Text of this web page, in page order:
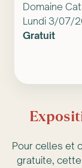
Domaine
Lundi 3/07/
Gratuit
Pour celles et
gratuite,